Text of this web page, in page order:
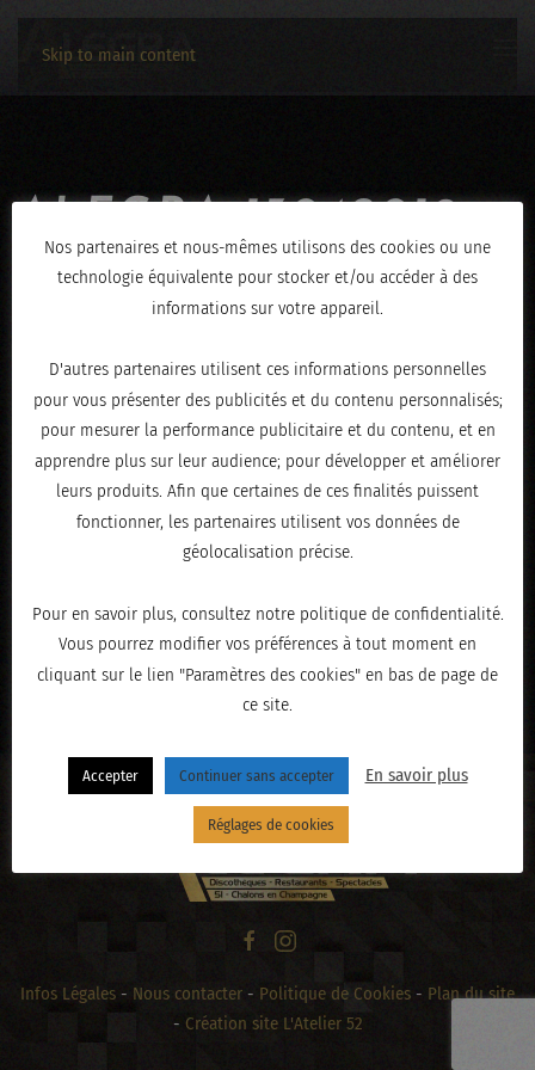
Skip to main content
ALEGRA-13042019-
0395
« PRÉCÉDENT
Infos Légales - Nous contacter - Politique de Cookies - Plan du site
- Création site L'Atelier 52
Nos partenaires et nous-mêmes utilisons des cookies ou une
technologie équivalente pour stocker et/ou accéder à des
informations sur votre appareil.
D'autres partenaires utilisent ces informations personnelles
pour vous présenter des publicités et du contenu personnalisés;
pour mesurer la performance publicitaire et du contenu, et en
apprendre plus sur leur audience; pour développer et améliorer
leurs produits. Afin que certaines de ces finalités puissent
fonctionner, les partenaires utilisent vos données de
géolocalisation précise.
Pour en savoir plus, consultez notre politique de confidentialité.
Vous pourrez modifier vos préférences à tout moment en
cliquant sur le lien "Paramètres des cookies" en bas de page de
ce site.
Accepter Continuer sans accepter En savoir plus
Réglages de cookies